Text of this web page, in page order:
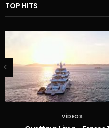
TOP HITS
VÍDEOS